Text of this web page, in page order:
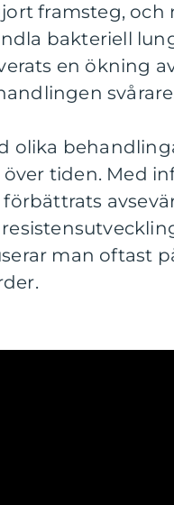
framsteg, och
bakteriell
en ökning
olika
över tiden. Med
man oftast